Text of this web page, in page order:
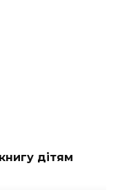
дітям